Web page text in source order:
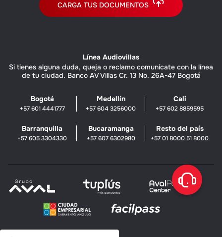
CARGA TUS DOCUMENTOS
Línea Audiovillas
Si tienes alguna duda, queja o reclamo comunícate con la línea
de tu ciudad. Banco AV Villas Cr. 13 No. 26A-47 Bogotá
Bogotá
+57 601 4441777
Medellín
+57 604 3256000
Cali
+57 602 8859595
Barranquilla
+57 605 3304330
Bucaramanga
+57 607 6302980
Resto del país
+57 01 8000 51 8000